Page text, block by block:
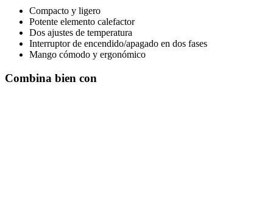
Compacto y ligero
Potente elemento calefactor
Dos ajustes de temperatura
Interruptor de encendido/apagado en dos fases
Mango cómodo y ergonómico
Combina bien con